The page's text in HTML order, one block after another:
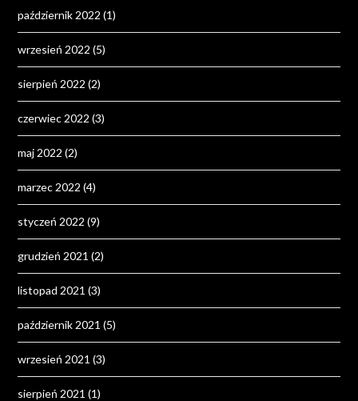
październik 2022 (1)
wrzesień 2022 (5)
sierpień 2022 (2)
czerwiec 2022 (3)
maj 2022 (2)
marzec 2022 (4)
styczeń 2022 (9)
grudzień 2021 (2)
listopad 2021 (3)
październik 2021 (5)
wrzesień 2021 (3)
sierpień 2021 (1)